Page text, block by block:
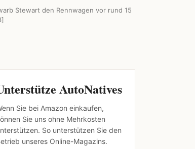
Stewart den Rennwagen vor rund 15
AutoNatives
Sie bei Amazon einkaufen,
Sie uns ohne Mehrkosten
So unterstützen Sie den
unseres Online-Magazins.